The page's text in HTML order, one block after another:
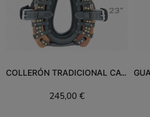
COLLERÓN TRADICIONAL CAV.
245,00 €
Añadir al carrito